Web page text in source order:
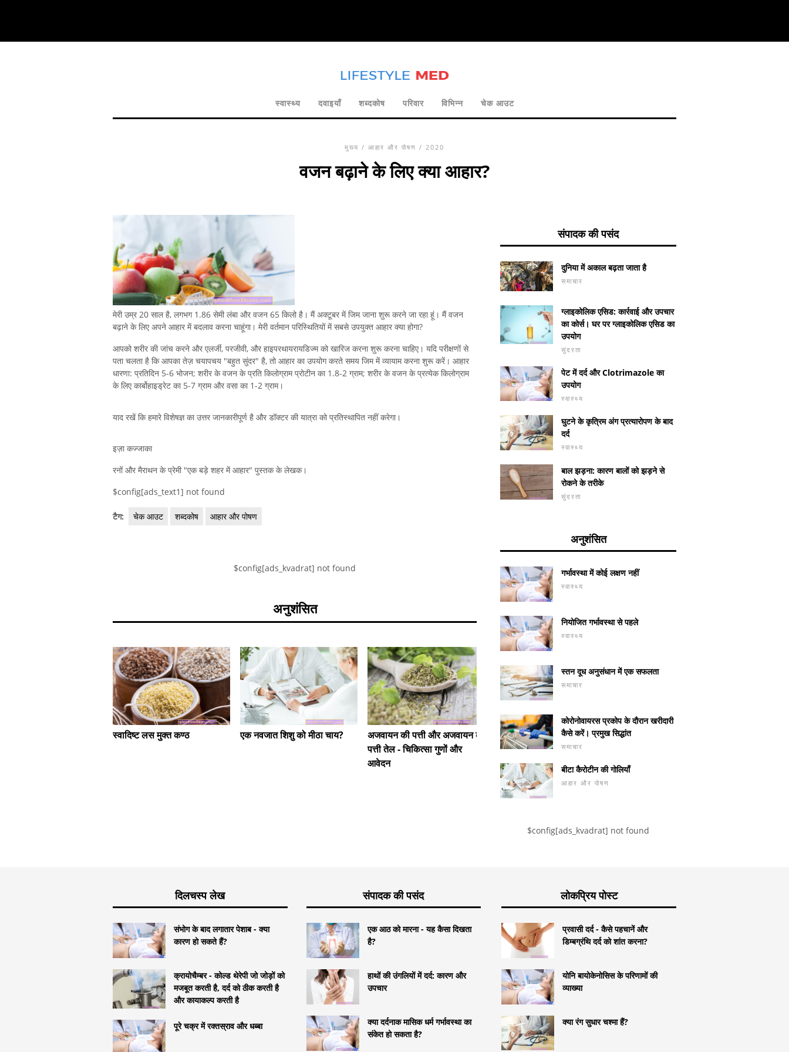
स्वास्थ्य दवाइयाँ शब्दकोष परिवार विभिन्न चेक आउट
मुख्य / आहार और पोषण / 2020
वजन बढ़ाने के लिए क्या आहार?
मेरी उम्र 20 साल है, लगभग 1.86 सेमी लंबा और वजन 65 किलो है। मैं अक्टूबर में जिम जाना शुरू करने जा रहा हूं। मैं वजन
बढ़ाने के लिए अपने आहार में बदलाव करना चाहूंगा। मेरी वर्तमान परिस्थितियों में सबसे उपयुक्त आहार क्या होगा?
आपको शरीर की जांच करने और एलर्जी, परजीवी, और हाइपरथायरायडिज्म को खारिज करना शुरू करना चाहिए। यदि परीक्षणों से
पता चलता है कि आपका तेज़ चयापचय "बहुत सुंदर" है, तो आहार का उपयोग करते समय जिम में व्यायाम करना शुरू करें। आहार
धारणा: प्रतिदिन 5-6 भोजन; शरीर के वजन के प्रति किलोग्राम प्रोटीन का 1.8-2 ग्राम; शरीर के वजन के प्रत्येक किलोग्राम
के लिए कार्बोहाइड्रेट का 5-7 ग्राम और वसा का 1-2 ग्राम।
याद रखें कि हमारे विशेषज्ञ का उत्तर जानकारीपूर्ण है और डॉक्टर की यात्रा को प्रतिस्थापित नहीं करेगा।
इज़ा कज्जाका
रनों और मैराथन के प्रेमी "एक बड़े शहर में आहार" पुस्तक के लेखक।
$config[ads_text1] not found
टैग: चेक आउट शब्दकोष आहार और पोषण
$config[ads_kvadrat] not found
अनुशंसित
स्वादिष्ट लस मुक्त कण्ठ एक नवजात शिशु को मीठा चाय?
अजवायन की पत्ती और अजवायन की
पत्ती तेल - चिकित्सा गुणों और
आवेदन
एक अच्छी तरह से संतुलित कमी
आहार
स्टार ऐनीज़ (तारा): गुण और
संपादक की पसंद
दुनिया में अकाल बढ़ता जाता है
समाचार
ग्लाइकोलिक एसिड: कार्रवाई और उपचार
का कोर्स। घर पर ग्लाइकोलिक एसिड का
उपयोग
सुंदरता
पेट में दर्द और Clotrimazole का
उपयोग
स्वास्थ्य
घुटने के कृत्रिम अंग प्रत्यारोपण के बाद
दर्द
स्वास्थ्य
बाल झड़ना: कारण बालों को झड़ने से
रोकने के तरीके
सुंदरता
अनुशंसित
गर्भावस्था में कोई लक्षण नहीं
स्वास्थ्य
नियोजित गर्भावस्था से पहले
स्वास्थ्य
स्तन दूध अनुसंधान में एक सफलता
समाचार
कोरोनोवायरस प्रकोप के दौरान खरीदारी
कैसे करें। प्रमुख सिद्धांत
समाचार
बीटा कैरोटीन की गोलियाँ
आहार और पोषण
$config[ads_kvadrat] not found
दिलचस्प लेख
संभोग के बाद लगातार पेशाब - क्या
कारण हो सकते हैं?
क्रायोचैम्बर - कोल्ड थेरेपी जो जोड़ों को
मजबूत करती है, दर्द को ठीक करती है
और कायाकल्प करती है
पूरे चक्र में रक्तस्राव और धब्बा
संपादक की पसंद
एक आठ को मारना - यह कैसा दिखता
है?
हाथों की उंगलियों में दर्द: कारण और
उपचार
क्या दर्दनाक मासिक धर्म गर्भावस्था का
संकेत हो सकता है?
लोकप्रिय पोस्ट
प्रवासी दर्द - कैसे पहचानें और
डिम्बग्रंथि दर्द को शांत करना?
योनि बायोकेनोसिस के परिणामों की
व्याख्या
क्या रंग सुधार चश्मा हैं?